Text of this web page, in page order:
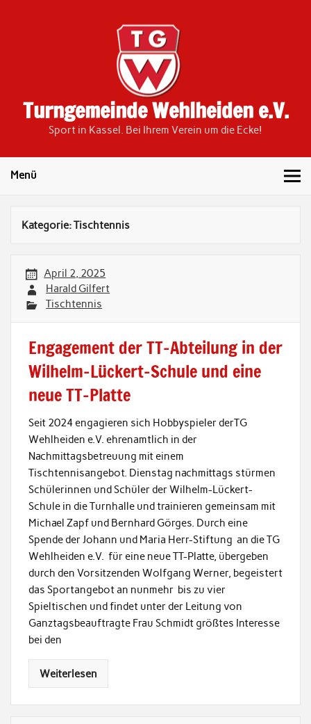
Turngemeinde Wehlheiden e.V.
Sport in Kassel. Bei Ihrem Verein um die Ecke!
Menü
Kategorie:Tischtennis
April 2, 2025
Harald Gilfert
Tischtennis
Engagement der TT-Abteilung in der
Wilhelm-Lückert-Schule und eine
neue TT-Platte
Seit 2024 engagieren sich Hobbyspieler derTG
Wehlheiden e.V. ehrenamtlich in der
Nachmittagsbetreuung mit einem
Tischtennisangebot. Dienstag nachmittags stürmen
Schülerinnen und Schüler der Wilhelm-Lückert-
Schule in die Turnhalle und trainieren gemeinsam mit
Michael Zapf und Bernhard Görges. Durch eine
Spende der Johann und Maria Herr-Stiftung an die TG
Wehlheiden e.V. für eine neue TT-Platte, übergeben
durch den Vorsitzenden Wolfgang Werner, begeistert
das Sportangebot an nunmehr bis zu vier
Spieltischen und findet unter der Leitung von
Ganztagsbeauftragte Frau Schmidt größtes Interesse
bei den
Weiterlesen